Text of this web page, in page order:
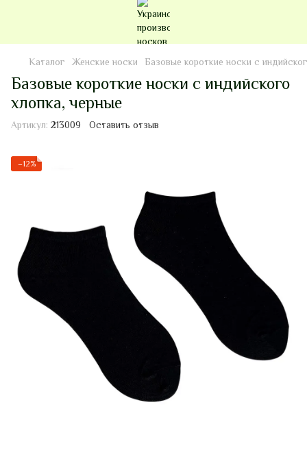
Каталог Женские носки Базовые короткие носки с
Базовые короткие носки с индийского
хлопка, черные
Артикул: 213009 Оставить отзыв
−12%